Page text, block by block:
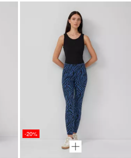
-20%